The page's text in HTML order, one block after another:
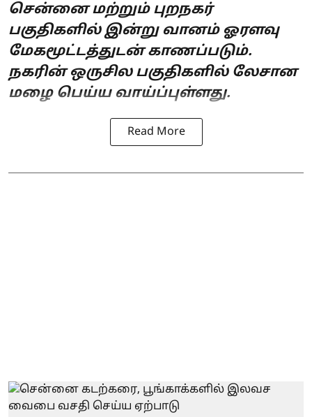
சென்னை மற்றும் புறநகர்
பகுதிகளில் இன்று வானம் ஓரளவு
மேகமூட்டத்துடன் காணப்படும்.
நகரின் ஒருசில பகுதிகளில் லேசான
மழை பெய்ய வாய்ப்புள்ளது.
Read More